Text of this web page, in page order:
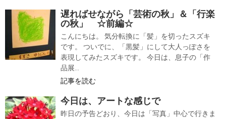
遅ればせながら「芸術の秋」＆「行楽
の秋」 ☆前編☆
こんにちは。 気分転換に「髪」を切ったスズキ
です。 ついでに、「黒髪」にして大人っぽさを
表現してみたスズキです。 今日は、息子の「作
品展...
記事を読む
今日は、アートな感じで
昨日の予告どおり、今日は「写真」中心で行きま